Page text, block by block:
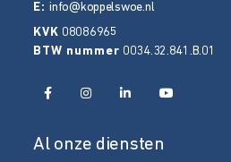
E:info@koppelswoe.nl
KVK 08086965
BTW nummer 0034.32.841.B.01
Al onze diensten